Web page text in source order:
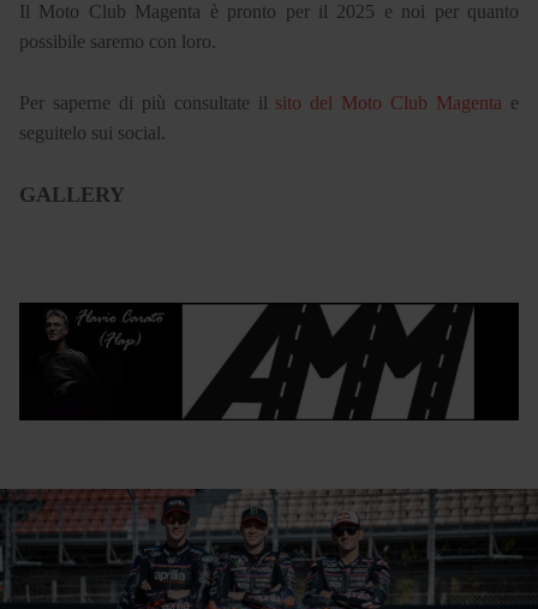
Il Moto Club Magenta è pronto per il 2025 e noi per quanto
possibile saremo con loro.
Per saperne di più consultate il sito del Moto Club Magenta e
seguitelo sui social.
GALLERY